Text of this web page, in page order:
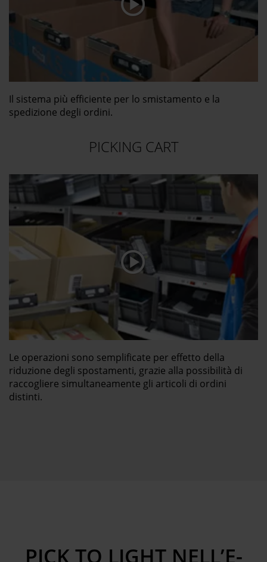
Il sistema più efficiente per lo smistamento e la
spedizione degli ordini.
PICKING CART
Le operazioni sono semplificate per effetto della
riduzione degli spostamenti, grazie alla possibilità di
raccogliere simultaneamente gli articoli di ordini
distinti.
PICK TO LIGHT NELL’E-